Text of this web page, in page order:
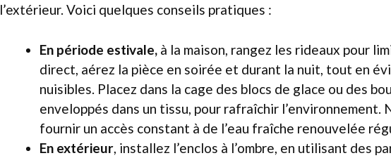
l’extérieur. Voici quelques conseils pratiques :
En période estivale, à la maison, rangez les rideaux pour
direct, aérez la pièce en soirée et durant la nuit, tout en
nuisibles. Placez dans la cage des blocs de glace ou des
enveloppés dans un tissu, pour rafraîchir l’environnement.
fournir un accès constant à de l’eau fraîche renouvelée
En extérieur , installez l’enclos à l’ombre, en utilisant des